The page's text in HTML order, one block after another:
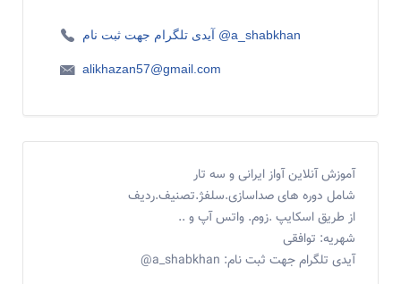
آیدی تلگرام جهت ثبت نام @a_shabkhan
alikhazan57@gmail.com
آموزش آنلاین آواز ایرانی و سه تار
شامل دوره های صداسازی.سلفژ.تصنیف.ردیف
از طریق اسکایپ .زوم. واتس آپ و ..
شهریه: توافقی
آیدی تلگرام جهت ثبت نام: a_shabkhan@